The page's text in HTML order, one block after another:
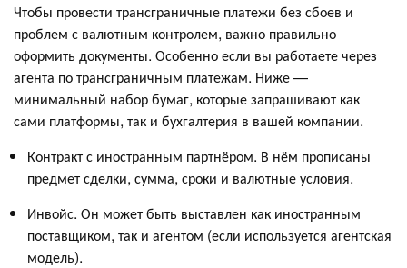
Чтобы провести трансграничные платежи без сбоев и
проблем с валютным контролем, важно правильно
оформить документы. Особенно если вы работаете через
агента по трансграничным платежам. Ниже —
минимальный набор бумаг, которые запрашивают как
сами платформы, так и бухгалтерия в вашей компании.
Контракт с иностранным партнёром. В нём прописаны
предмет сделки, сумма, сроки и валютные условия.
Инвойс. Он может быть выставлен как иностранным
поставщиком, так и агентом (если используется агентская
модель).